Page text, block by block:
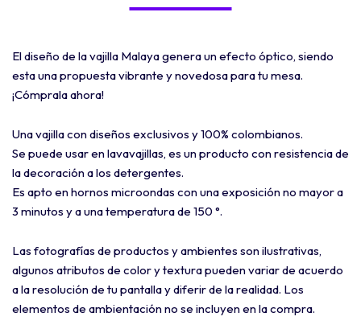
El diseño de la vajilla Malaya genera un efecto óptico, siendo
esta una propuesta vibrante y novedosa para tu mesa.
¡Cómprala ahora!
Una vajilla con diseños exclusivos y 100% colombianos.
Se puede usar en lavavajillas, es un producto con resistencia de
la decoración a los detergentes.
Es apto en hornos microondas con una exposición no mayor a
3 minutos y a una temperatura de 150 °.
Las fotografías de productos y ambientes son ilustrativas,
algunos atributos de color y textura pueden variar de acuerdo
a la resolución de tu pantalla y diferir de la realidad. Los
elementos de ambientación no se incluyen en la compra.